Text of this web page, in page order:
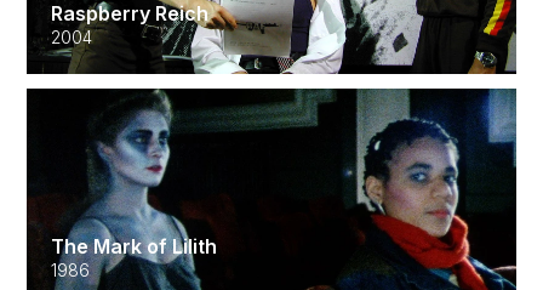
Raspberry Reich
2004
The Mark of Lilith
1986